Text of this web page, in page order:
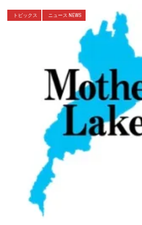
トピックス ニュース NEWS